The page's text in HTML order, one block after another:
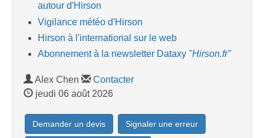
autour d'Hirson
Vigilance météo d'Hirson
Hirson à l'international sur le web
Abonnement à la newsletter Dataxy "Hirson.fr"
Alex Chen
Contacter
jeudi 06 août 2026
Demander un devis Signaler une erreur